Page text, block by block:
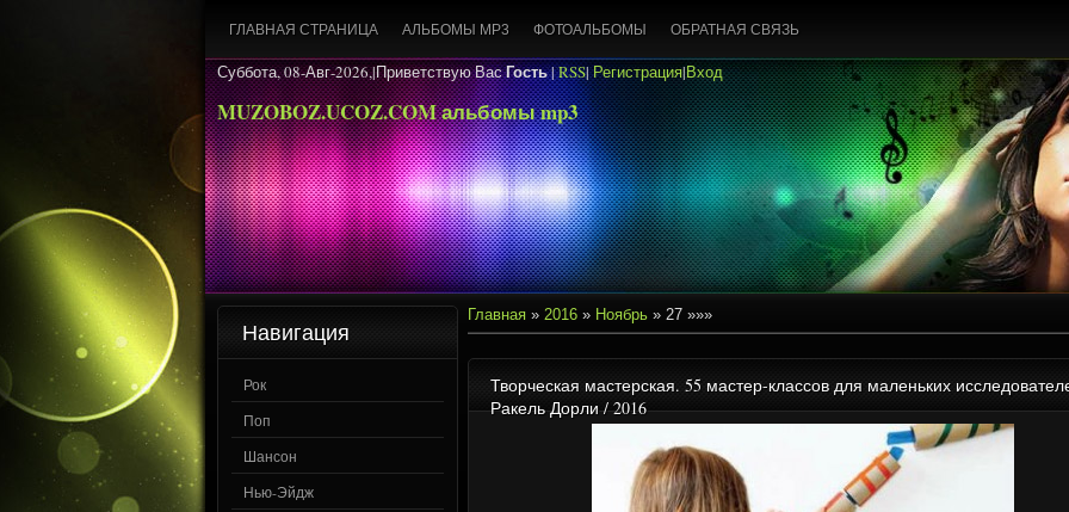
ГЛАВНАЯ СТРАНИЦА АЛЬБОМЫ MP3 ФОТОАЛЬБОМЫ ОБРАТНАЯ СВЯЗЬ
Суббота, 08-Авг-2026,|Приветствую ВасГость|RSS|Регистрация|Вход
MUZOBOZ.UCOZ.COM альбомы mp3
Навигация
Рок
Поп
Шансон
Нью-Эйдж
Главная » 2016 » Ноябрь » 27 »»»
Творческая мастерская. 55 мастер-классов для маленьких
Ракель Дорли / 2016